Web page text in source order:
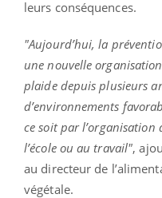
leurs conséquences.
"Aujourd’hui, la
une nouvelle organisation
plaide depuis plusieurs
d’environnements
ce soit par l’organisation
l’école ou au travail",
au directeur de
végétale.